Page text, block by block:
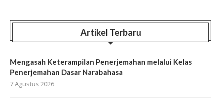
Artikel Terbaru
Mengasah Keterampilan Penerjemahan melalui Kelas
Penerjemahan Dasar Narabahasa
7 Agustus 2026